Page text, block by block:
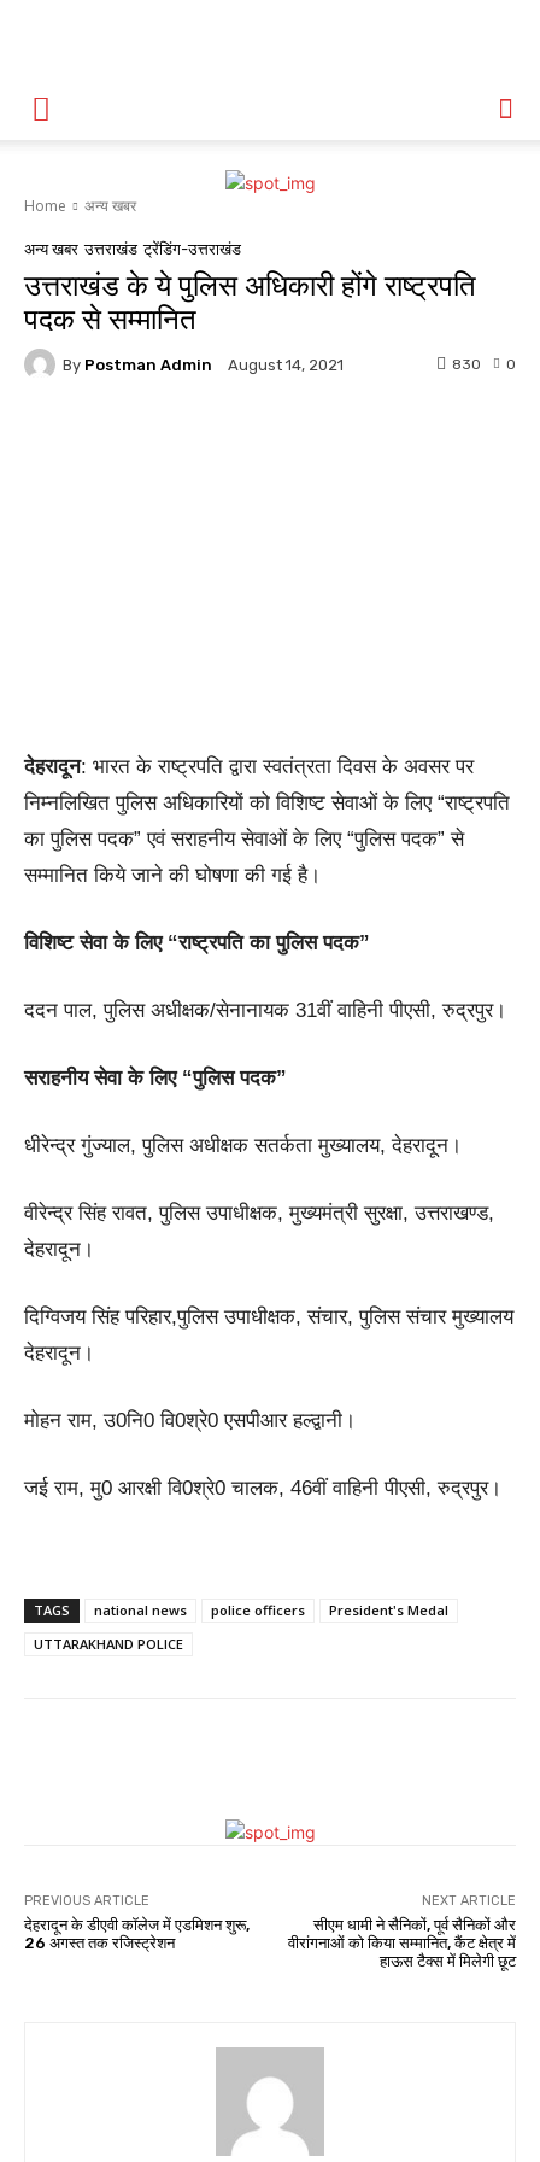
Home अन्य खबर
अन्य खबर उत्तराखंड ट्रेंडिंग-उत्तराखंड
उत्तराखंड के ये पुलिस अधिकारी होंगे राष्ट्रपति
पदक से सम्मानित
By Postman Admin August 14, 2021 0
830
देहरादून: भारत के राष्ट्रपति द्वारा स्वतंत्रता दिवस के अवसर पर
निम्नलिखित पुलिस अधिकारियों को विशिष्ट सेवाओं के लिए “राष्ट्रपति
का पुलिस पदक” एवं सराहनीय सेवाओं के लिए “पुलिस पदक” से
सम्मानित किये जाने की घोषणा की गई है।
विशिष्ट सेवा के लिए “राष्ट्रपति का पुलिस पदक”
ददन पाल, पुलिस अधीक्षक/सेनानायक 31वीं वाहिनी पीएसी, रुद्रपुर।
सराहनीय सेवा के लिए “पुलिस पदक”
धीरेन्द्र गुंज्याल, पुलिस अधीक्षक सतर्कता मुख्यालय, देहरादून।
वीरेन्द्र सिंह रावत, पुलिस उपाधीक्षक, मुख्यमंत्री सुरक्षा, उत्तराखण्ड,
देहरादून।
दिग्विजय सिंह परिहार,पुलिस उपाधीक्षक, संचार, पुलिस संचार मुख्यालय
देहरादून।
मोहन राम, उ0नि0 वि0श्रे0 एसपीआर हल्द्वानी।
जई राम, मु0 आरक्षी वि0श्रे0 चालक, 46वीं वाहिनी पीएसी, रुद्रपुर।
TAGS national news police officers
President's Medal
UTTARAKHAND POLICE
PREVIOUS ARTICLE
देहरादून के डीएवी कॉलेज में एडमिशन शुरू,
26 अगस्त तक रजिस्ट्रेशन
NEXT ARTICLE
सीएम धामी ने सैनिकों, पूर्व सैनिकों और
वीरांगनाओं को किया सम्मानित, कैंट क्षेत्र में
हाऊस टैक्स में मिलेगी छूट